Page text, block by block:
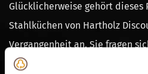
Glücklicherweise gehört dieses
Stahlküchen von Hartholz
Vergangenheit an. Sie fragen
Stahlküchen für Innen und